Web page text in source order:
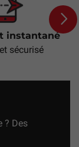
instantané
sécurisé
? Des